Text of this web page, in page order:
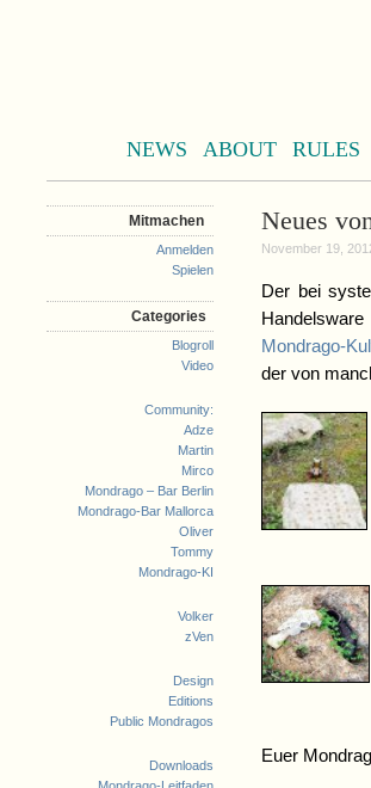
NEWS ABOUT RULES
Mitmachen
Anmelden
Spielen
Categories
Blogroll
Video
Community:
Adze
Martin
Mirco
Mondrago – Bar Berlin
Mondrago-Bar Mallorca
Oliver
Tommy
Mondrago-KI
Volker
zVen
Design
Editions
Public Mondragos
Downloads
Neues
November 19,
Der bei
Mondrago-
der von
Euer